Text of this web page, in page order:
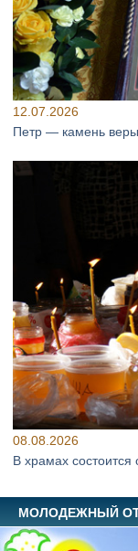
12.07.2026
Петр — камень
08.08.2026
В храмах
МОЛОДЕЖНЫЙ